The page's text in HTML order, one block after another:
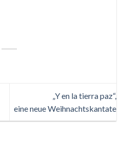
„Y en la tierra paz“,
eine neue Weihnachtskantate